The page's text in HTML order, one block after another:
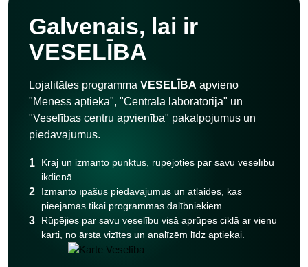
Galvenais, lai ir
VESELĪBA
Lojalitātes programma VESELĪBA apvieno
"Mēness aptieka", "Centrālā laboratorija" un
"Veselības centru apvienība" pakalpojumus un
piedāvājumus.
1
Krāj un izmanto punktus, rūpējoties par savu veselību
ikdienā.
2
Izmanto īpašus piedāvājumus un atlaides, kas
pieejamas tikai programmas dalībniekiem.
3
Rūpējies par savu veselību visā aprūpes ciklā ar vienu
karti, no ārsta vizītes un analīzēm līdz aptiekai.